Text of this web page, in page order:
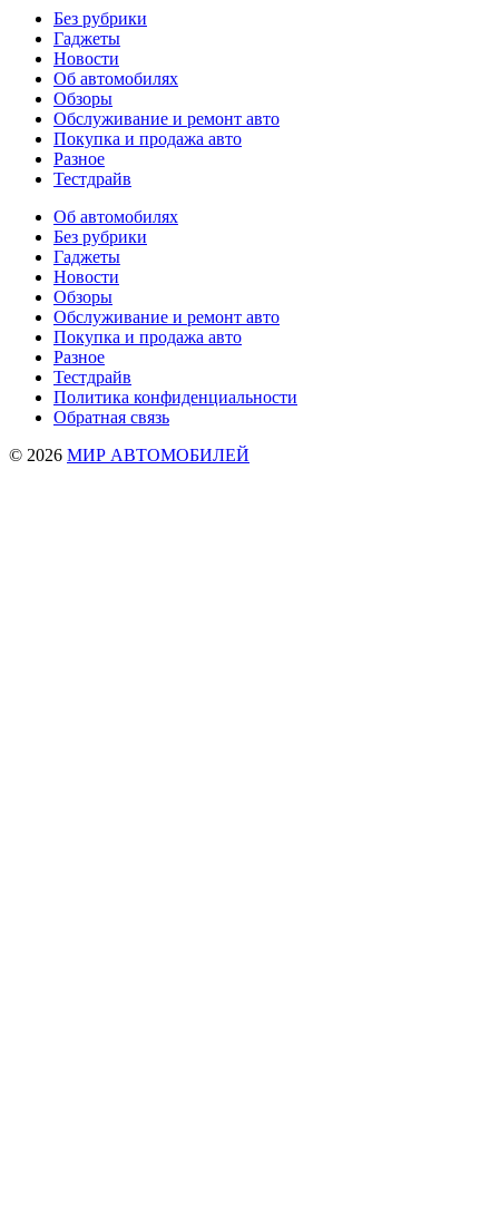
Без рубрики
Гаджеты
Новости
Об автомобилях
Обзоры
Обслуживание и ремонт авто
Покупка и продажа авто
Разное
Тестдрайв
Об автомобилях
Без рубрики
Гаджеты
Новости
Обзоры
Обслуживание и ремонт авто
Покупка и продажа авто
Разное
Тестдрайв
Политика конфиденциальности
Обратная связь
© 2026 МИР АВТОМОБИЛЕЙ